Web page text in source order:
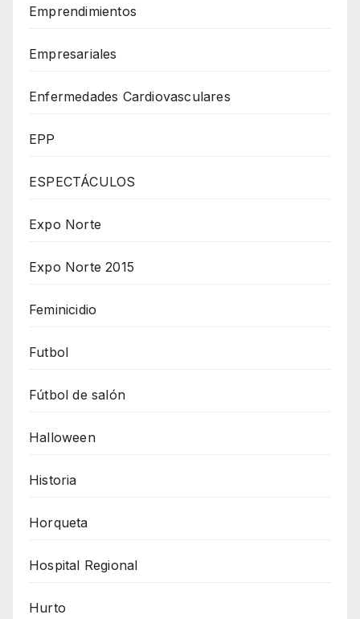
Emprendimientos
Empresariales
Enfermedades Cardiovasculares
EPP
ESPECTÁCULOS
Expo Norte
Expo Norte 2015
Feminicidio
Futbol
Fútbol de salón
Halloween
Historia
Horqueta
Hospital Regional
Hurto